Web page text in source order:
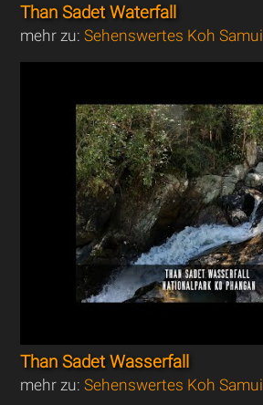
Than Sadet Waterfall
mehr zu:Sehenswertes Koh Samui
Than Sadet Wasserfall
mehr zu:Sehenswertes Koh Samui